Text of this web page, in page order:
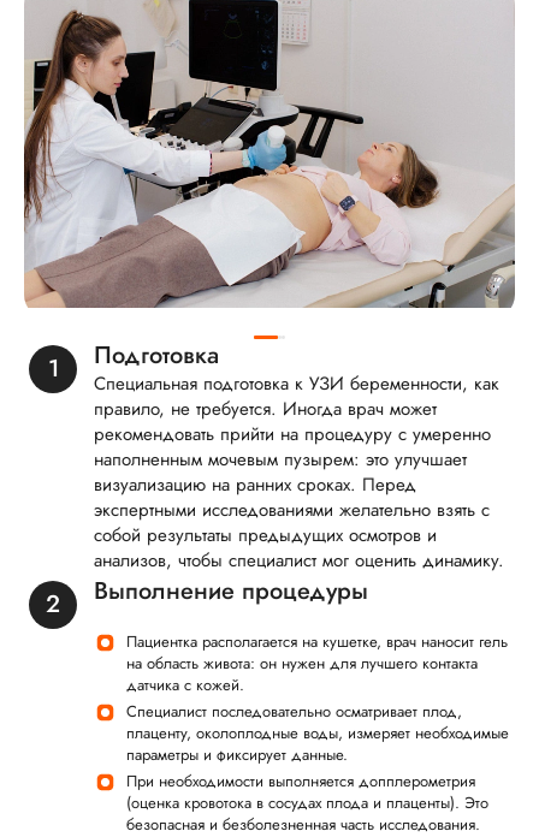
Подготовка
Специальная подготовка к УЗИ беременности, как
правило, не требуется. Иногда врач может
рекомендовать прийти на процедуру с умеренно
наполненным мочевым пузырем: это улучшает
визуализацию на ранних сроках. Перед
экспертными исследованиями желательно взять с
собой результаты предыдущих осмотров и
анализов, чтобы специалист мог оценить динамику.
Выполнение процедуры
Пациентка располагается на кушетке, врач наносит гель
на область живота: он нужен для лучшего контакта
датчика с кожей.
Специалист последовательно осматривает плод,
плаценту, околоплодные воды, измеряет необходимые
параметры и фиксирует данные.
При необходимости выполняется допплерометрия
(оценка кровотока в сосудах плода и плаценты). Это
безопасная и безболезненная часть исследования.